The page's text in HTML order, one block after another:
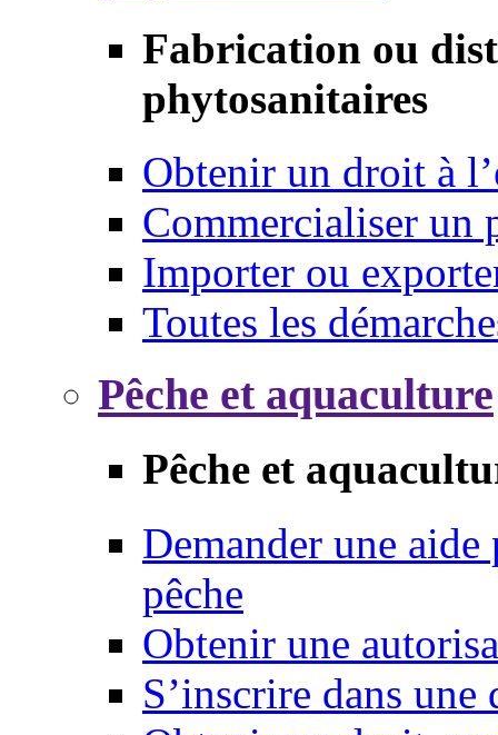
Fabrication ou
phytosanitaires
Obtenir un droit à
Commercialiser un
Importer ou
Toutes les
Pêche et aquaculture
Pêche et
Demander une
pêche
Obtenir une
S’inscrire dans une